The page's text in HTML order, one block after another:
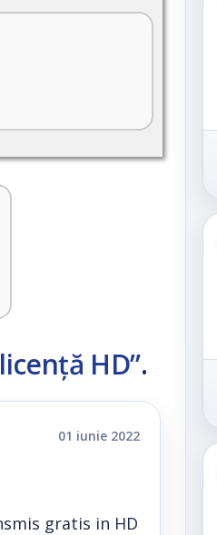
HD”.
01 iunie 2022
gratis in HD